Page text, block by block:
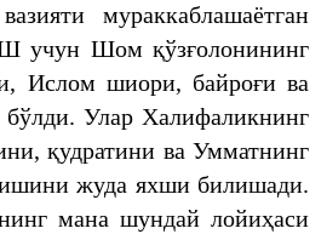
мураккаблашаётган
учун Шом қўзғолонининг
Ислом шиори, байроғи ва
Улар Халифаликнинг
қудратини ва Умматнинг
жуда яхши билишади.
мана шундай лойиҳаси